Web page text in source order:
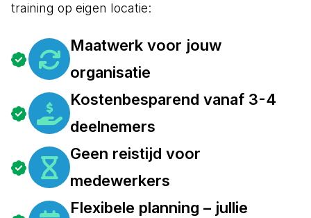
training op eigen locatie:
Maatwerk voor jouw
organisatie
Kostenbesparend vanaf 3-4
deelnemers
Geen reistijd voor
medewerkers
Flexibele planning – jullie